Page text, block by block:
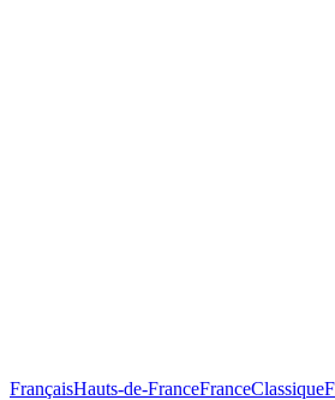
FrançaisHauts-de-FranceFranceClassique